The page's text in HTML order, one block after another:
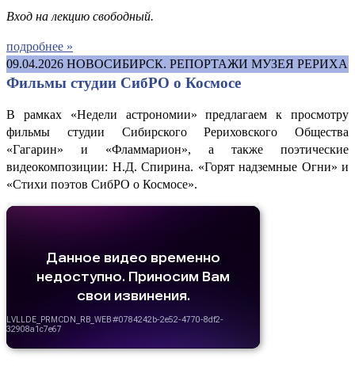
Вход на лекцию свободный.
подробнее »
09.04.2026 НОВОСИБИРСК. РЕПОРТАЖИ МУЗЕЯ РЕРИХА
Фильмы студии СибРО о Космосе
В рамках «Недели астрономии» предлагаем к просмотру
фильмы студии Сибирского Рериховского Общества
«Гагарин» и «Фламмарион», а также поэтические
видеокомпозиции: Н.Д. Спирина. «Горят надземные Огни» и
«Стихи поэтов СибРО о Космосе».